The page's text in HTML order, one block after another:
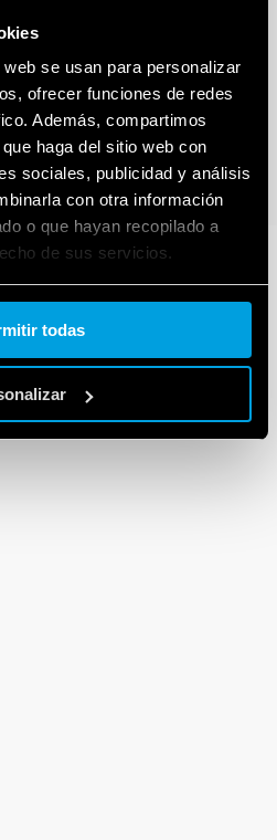
se usan para personalizar
ofrecer funciones de redes
Además, compartimos
haga del sitio web con
sociales, publicidad y análisis
con otra información
o que hayan recopilado a
de sus servicios.
todas